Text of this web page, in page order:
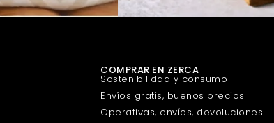
COMPRAR EN ZERCA
Sostenibilidad y consumo
Envíos gratis, buenos precios
Operativas, envíos, devoluciones